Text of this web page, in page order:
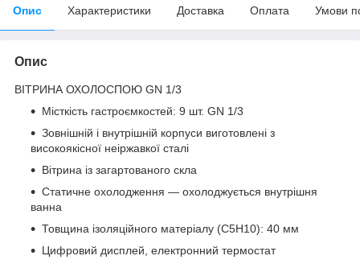
Опис Характеристики Доставка Оплата Умови
Опис
ВІТРИНА ОХОЛОСПОЮ GN 1/3
Місткість гастроємкостей: 9 шт. GN 1/3
Зовнішній і внутрішній корпуси виготовлені з
високоякісної неіржавкої сталі
Вітрина із загартованого скла
Статичне охолодження — охолоджується внутрішня
ванна
Товщина ізоляційного матеріалу (C5H10): 40 мм
Цифровий дисплей, електронний термостат